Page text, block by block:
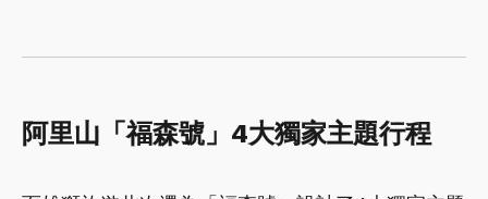
阿里山「福森號」4大獨家主題行程